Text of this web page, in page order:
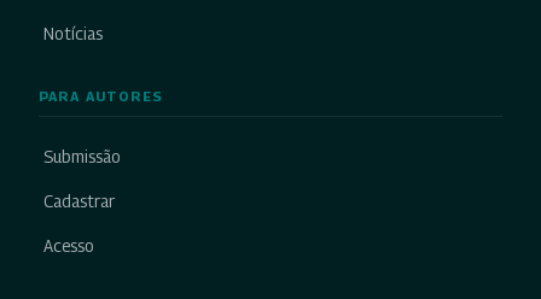
Notícias
PARA AUTORES
Submissão
Cadastrar
Acesso